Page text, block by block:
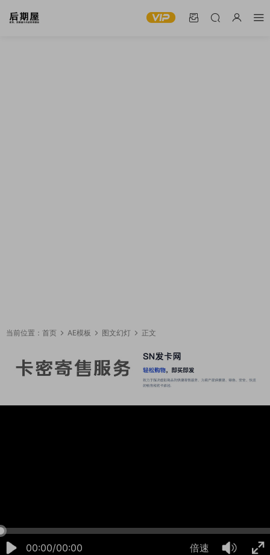
当前位置： 首页 AE模板 图文幻灯 正文
00:00/00:00 倍速